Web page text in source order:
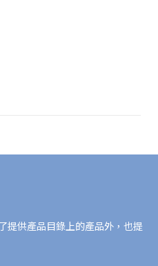
提供產品目錄上的產品外，也提